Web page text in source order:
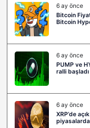
6 ay önce
Bitcoin
Bitcoin
6 ay önce
PUMP ve
ralli başladı
6 ay önce
XRP’de